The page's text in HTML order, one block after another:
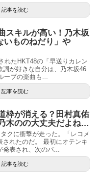
記事を読む
スキルが高い！乃木坂
いものねだり」や
れたHKT48の「早送りカレン
詞が好きな自分は、乃木坂46
ープの楽曲も...
記事を読む
枠が消える？田村真佑
木のの大丈夫だよね…
クに衝撃が走った。「レコメ
されたのだ。 最初にオテンキ
発表され、次のパ...
記事を読む